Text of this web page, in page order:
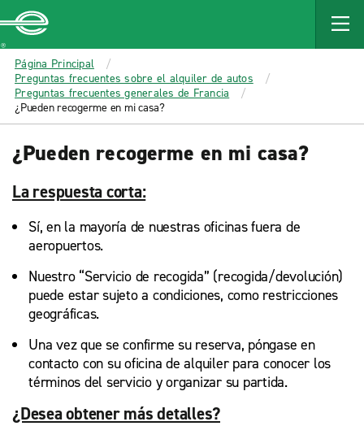
MAIN
CONTENT
Enterprise
Página Principal
Preguntas frecuentes sobre el alquiler de autos
Preguntas frecuentes generales de Francia
¿Pueden recogerme en mi casa?
¿Pueden recogerme en mi casa?
La respuesta corta:
Sí, en la mayoría de nuestras oficinas fuera de
aeropuertos.
Nuestro “Servicio de recogida” (recogida/devolución)
puede estar sujeto a condiciones, como restricciones
geográficas.
Una vez que se confirme su reserva, póngase en
contacto con su oficina de alquiler para conocer los
términos del servicio y organizar su partida.
¿Desea obtener más detalles?